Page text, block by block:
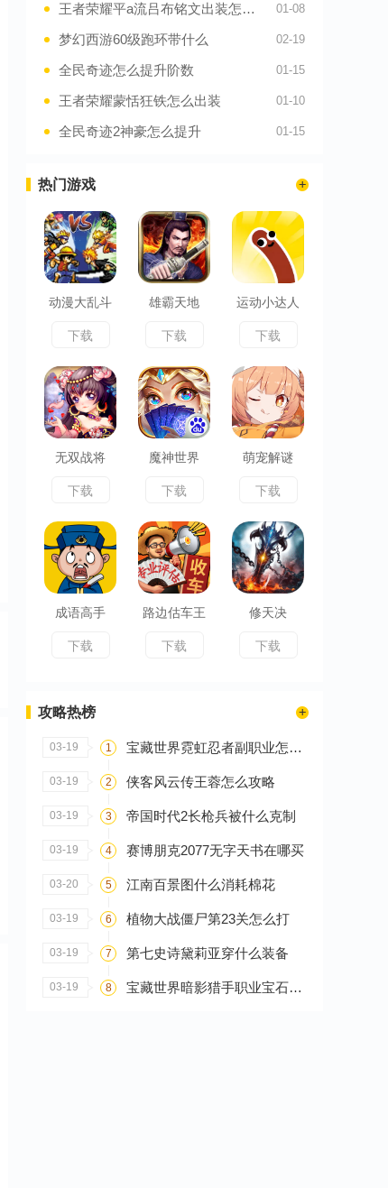
王者荣耀平a流吕布铭文出装怎么搭配 01-08
梦幻西游60级跑环带什么 02-19
全民奇迹怎么提升阶数 01-15
王者荣耀蒙恬狂铁怎么出装 01-10
全民奇迹2神豪怎么提升 01-15
热门游戏
动漫大乱斗
下载
雄霸天地
下载
运动小达人
下载
无双战将
下载
魔神世界
下载
萌宠解谜
下载
成语高手
下载
路边估车王
下载
修天决
下载
攻略热榜
03-19 1 宝藏世界霓虹忍者副职业怎么选
03-19 2 侠客风云传王蓉怎么攻略
03-19 3 帝国时代2长枪兵被什么克制
03-19 4 赛博朋克2077无字天书在哪买
03-20 5 江南百景图什么消耗棉花
03-19 6 植物大战僵尸第23关怎么打
03-19 7 第七史诗黛莉亚穿什么装备
03-19 8 宝藏世界暗影猎手职业宝石怎么搭配